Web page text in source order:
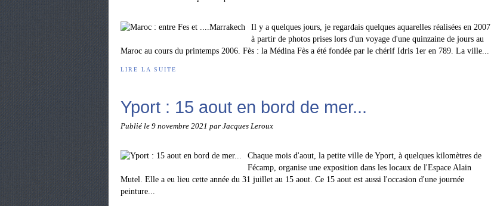
Il y a quelques jours, je regardais quelques aquarelles réalisées en 2007
à partir de photos prises lors d'un voyage d'une quinzaine de jours au
Maroc au cours du printemps 2006. Fès : la Médina Fès a été fondée par le chérif Idris 1er en 789. La ville...
LIRE LA SUITE
Yport : 15 aout en bord de mer...
Publié le 9 novembre 2021 par Jacques Leroux
Chaque mois d'aout, la petite ville de Yport, à quelques kilomètres de
Fécamp, organise une exposition dans les locaux de l'Espace Alain
Mutel. Elle a eu lieu cette année du 31 juillet au 15 aout. Ce 15 aout est aussi l'occasion d'une journée
peinture...